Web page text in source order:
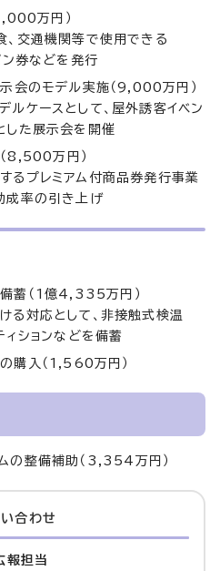
万円）
、交通機関等で使用できる
券などを発行
示会のモデル実施（9,000万円）
ケースとして、屋外誘客イベン
した展示会を開催
8,500万円）
るプレミアム付商品券発行事業
成率の引き上げ
蓄（1億4,335万円）
る対応として、非接触式検温
ィションなどを備蓄
購入（1,560万円）
の整備補助（3,354万円）
合わせ
報担当